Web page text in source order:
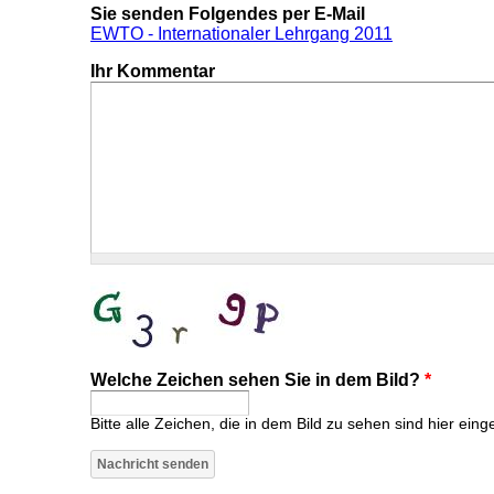
Sie senden Folgendes per E-Mail
EWTO - Internationaler Lehrgang 2011
Ihr Kommentar
Welche Zeichen sehen Sie in dem Bild? *
Bitte alle Zeichen, die in dem Bild zu sehen sind hier